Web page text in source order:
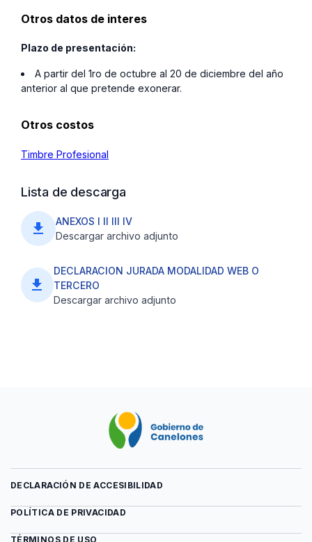
Otros datos de interes
Plazo de presentación:
A partir del 1ro de octubre al 20 de diciembre del año
anterior al que pretende exonerar.
Otros costos
Timbre Profesional
Lista de descarga
file_download
ANEXOS I II III IV
Descargar archivo adjunto
file_download
DECLARACION JURADA MODALIDAD WEB O
TERCERO
Descargar archivo adjunto
DECLARACIÓN DE ACCESIBILIDAD
POLÍTICA DE PRIVACIDAD
TÉRMINOS DE USO